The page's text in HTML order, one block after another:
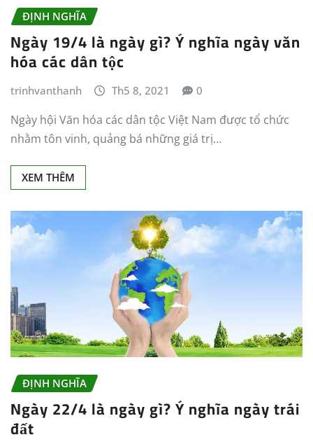
ĐỊNH NGHĨA
Ngày 19/4 là ngày gì? Ý nghĩa ngày văn
hóa các dân tộc
trinhvanthanh Th5 8, 2021 0
Ngày hội Văn hóa các dân tộc Việt Nam được tổ chức
nhằm tôn vinh, quảng bá những giá trị…
XEM THÊM
ĐỊNH NGHĨA
Ngày 22/4 là ngày gì? Ý nghĩa ngày trái
đất